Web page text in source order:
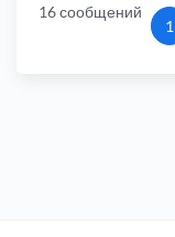
16 сообщений
1